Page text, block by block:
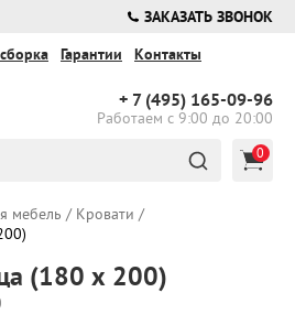
×
ЗАКАЗАТЬ ЗВОНОК
+ 7 (495) 165-09-96
Работаем с 9:00 до 20:00
Гарантии Контакты
0
мебель / Кровати /
(180 х 200)